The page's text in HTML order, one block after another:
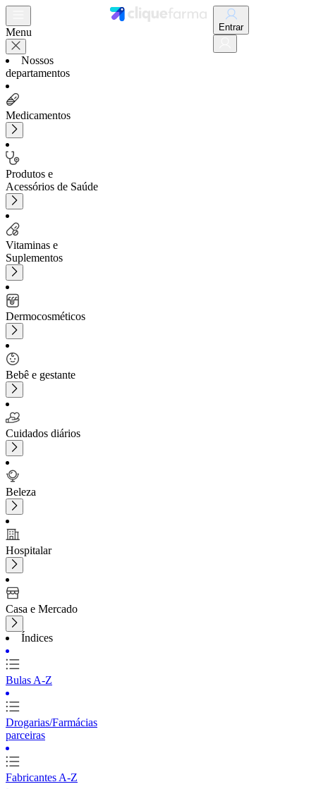
Menu
Nossos
departamentos
Medicamentos
Produtos e
Acessórios de Saúde
Vitaminas e
Suplementos
Dermocosméticos
Bebê e gestante
Cuidados diários
Beleza
Hospitalar
Casa e Mercado
Índices
Bulas A-Z
Drogarias/Farmácias
parceiras
Fabricantes A-Z
Entrar